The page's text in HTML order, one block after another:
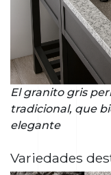
El granito gris
tradicional, que
elegante
Variedades